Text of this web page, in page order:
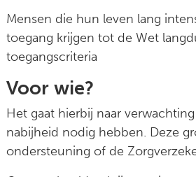
Mensen die hun leven lang
toegang krijgen tot de Wet
toegangscriteria
Voor wie?
Het gaat hierbij naar
nabijheid nodig hebben. Deze
ondersteuning of de